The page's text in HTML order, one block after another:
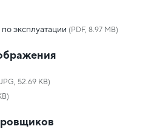
эксплуатации (PDF, 8.97 MB)
52.69 KB)